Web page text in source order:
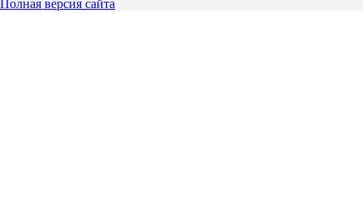
Полная версия сайта